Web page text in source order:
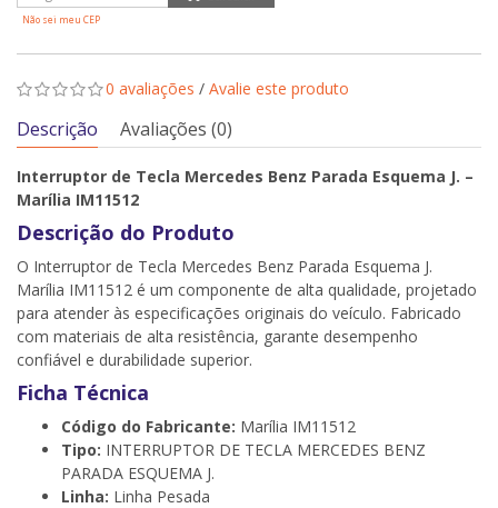
Não sei meu CEP
0 avaliações / Avalie este produto
Descrição Avaliações (0)
Interruptor de Tecla Mercedes Benz Parada Esquema J. –
Marília IM11512
Descrição do Produto
O Interruptor de Tecla Mercedes Benz Parada Esquema J.
Marília IM11512 é um componente de alta qualidade, projetado
para atender às especificações originais do veículo. Fabricado
com materiais de alta resistência, garante desempenho
confiável e durabilidade superior.
Ficha Técnica
Código do Fabricante: Marília IM11512
Tipo: INTERRUPTOR DE TECLA MERCEDES BENZ
PARADA ESQUEMA J.
Linha: Linha Pesada